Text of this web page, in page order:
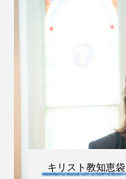
キリスト教知恵袋